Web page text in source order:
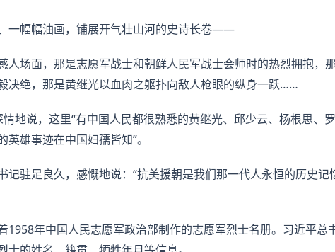
一幅幅油画，铺展开气壮山河的史诗长卷——
人场面，那是志愿军战士和朝鲜人民军战士会师时的热烈拥抱，
决绝，那是黄继光以血肉之躯扑向敌人枪眼的纵身一跃……
地说，这里“有中国人民都很熟悉的黄继光、邱少云、杨根思、
雄事迹在中国妇孺皆知”。
驻足良久，感慨地说：“抗美援朝是我们那一代人永恒的历史记
1958年中国人民志愿军政治部制作的志愿军烈士名册。习近平总